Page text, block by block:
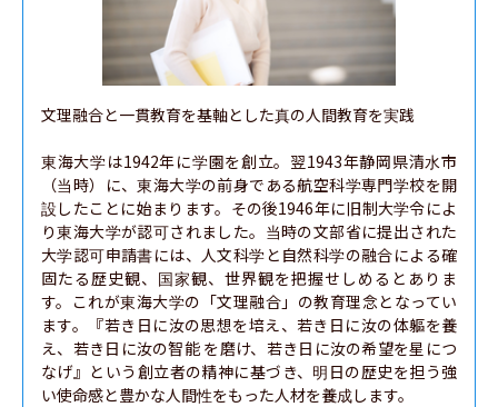
文理融合と一貫教育を基軸とした真の人間教育を実践
東海大学は1942年に学園を創立。翌1943年静岡県清水市
（当時）に、東海大学の前身である航空科学専門学校を開
設したことに始まります。その後1946年に旧制大学令によ
り東海大学が認可されました。当時の文部省に提出された
大学認可申請書には、人文科学と自然科学の融合による確
固たる歴史観、国家観、世界観を把握せしめるとありま
す。これが東海大学の「文理融合」の教育理念となってい
ます。『若き日に汝の思想を培え、若き日に汝の体軀を養
え、若き日に汝の智能 を磨け、若き日に汝の希望を星につ
なげ』という創立者の精神に基づき、明日の歴史を担う強
い使命感と豊かな人間性をもった人材を養成します。